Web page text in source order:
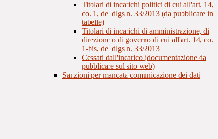
Titolari di incarichi politici di cui all'art. 14,
co. 1, del dlgs n. 33/2013 (da pubblicare in
tabelle)
Titolari di incarichi di amministrazione, di
direzione o di governo di cui all'art. 14, co.
1-bis, del dlgs n. 33/2013
Cessati dall'incarico (documentazione da
pubblicare sul sito web)
Sanzioni per mancata comunicazione dei dati